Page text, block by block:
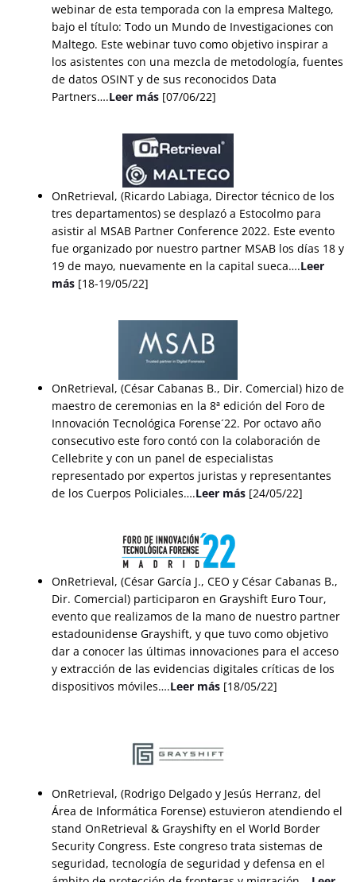
webinar de esta temporada con la empresa Maltego,
bajo el título: Todo un Mundo de Investigaciones con
Maltego. Este webinar tuvo como objetivo inspirar a
los asistentes con una mezcla de metodología, fuentes
de datos OSINT y de sus reconocidos Data
Partners….Leer más [07/06/22]
OnRetrieval, (Ricardo Labiaga, Director técnico de los
tres departamentos) se desplazó a Estocolmo para
asistir al MSAB Partner Conference 2022. Este evento
fue organizado por nuestro partner MSAB los días 18 y
19 de mayo, nuevamente en la capital sueca….Leer
más [18-19/05/22]
OnRetrieval, (César Cabanas B., Dir. Comercial) hizo de
maestro de ceremonias en la 8ª edición del Foro de
Innovación Tecnológica Forense´22. Por octavo año
consecutivo este foro contó con la colaboración de
Cellebrite y con un panel de especialistas
representado por expertos juristas y representantes
de los Cuerpos Policiales….Leer más [24/05/22]
OnRetrieval, (César García J., CEO y César Cabanas B.,
Dir. Comercial) participaron en Grayshift Euro Tour,
evento que realizamos de la mano de nuestro partner
estadounidense Grayshift, y que tuvo como objetivo
dar a conocer las últimas innovaciones para el acceso
y extracción de las evidencias digitales críticas de los
dispositivos móviles….Leer más [18/05/22]
OnRetrieval, (Rodrigo Delgado y Jesús Herranz, del
Área de Informática Forense) estuvieron atendiendo el
stand OnRetrieval & Grayshifty en el World Border
Security Congress. Este congreso trata sistemas de
seguridad, tecnología de seguridad y defensa en el